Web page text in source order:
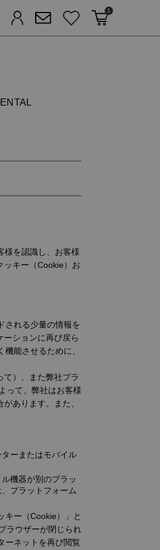
ログイン メルマガ登録お気に入りカートに入れる
1
様を認識し、お客様
ッキー（Cookie）お
される少量の情報を
ションに再び戻ら
能させるために、
）、また弊社プラ
って、弊社はお客様
あります。また、
ーまたはモバイル
機器が別のプラッ
プラットフォーム
キー（Cookie）」と
ラウザーが閉じられ
ーネットを再び閲覧